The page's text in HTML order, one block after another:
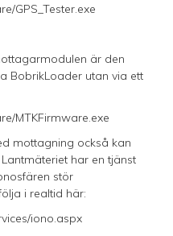
GPS_Tester.exe
är den
BobrikLoader utan via ett
MTKFirmware.exe
mottagning också kan
har en tjänst
stör
i realtid här:
iono.aspx